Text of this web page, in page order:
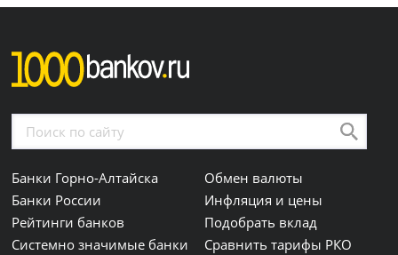
Банки Горно-Алтайска
Банки России
Рейтинги банков
Системно значимые банки
Обмен валюты
Инфляция и цены
Подобрать вклад
Сравнить тарифы РКО